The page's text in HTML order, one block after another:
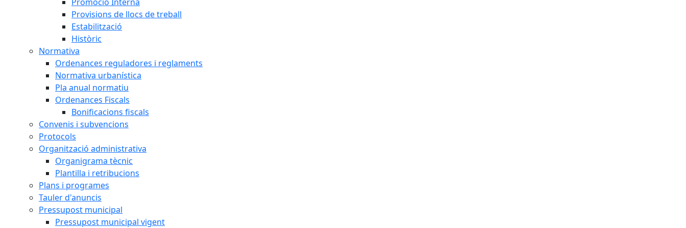
Provisions de llocs de treball
Estabilització
Històric
Normativa
Ordenances reguladores i reglaments
Normativa urbanística
Pla anual normatiu
Ordenances Fiscals
Bonificacions fiscals
Convenis i subvencions
Protocols
Organització administrativa
Organigrama tècnic
Plantilla i retribucions
Plans i programes
Tauler d'anuncis
Pressupost municipal
Pressupost municipal vigent